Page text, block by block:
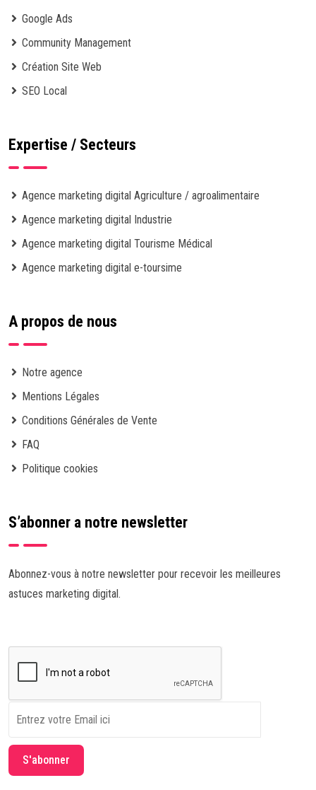
Google Ads
Community Management
Création Site Web
SEO Local
Expertise / Secteurs
Agence marketing digital Agriculture / agroalimentaire
Agence marketing digital Industrie
Agence marketing digital Tourisme Médical
Agence marketing digital e-toursime
A propos de nous
Notre agence
Mentions Légales
Conditions Générales de Vente
FAQ
Politique cookies
S’abonner a notre newsletter
Abonnez-vous à notre newsletter pour recevoir les meilleures
astuces marketing digital.